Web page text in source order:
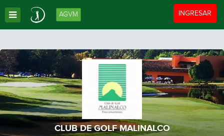
Toggle
INGRESAR
Toggle Dropdown
AGVM
CLUB DE GOLF MALINALCO